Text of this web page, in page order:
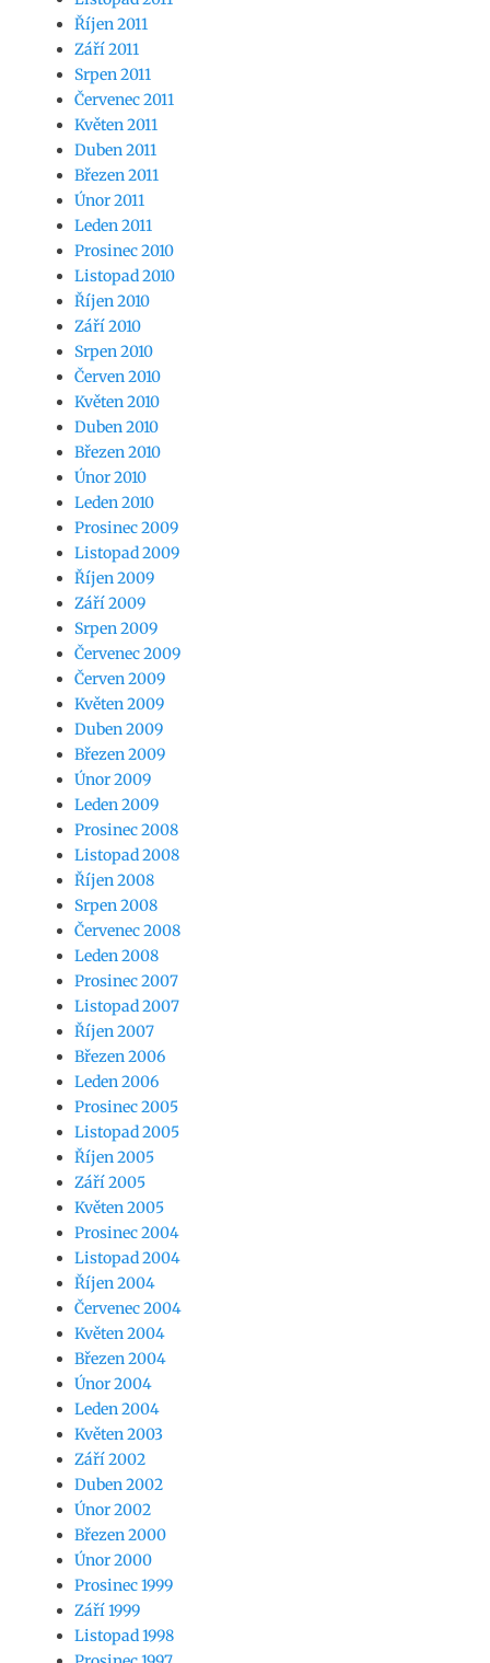
Říjen 2011
Září 2011
Srpen 2011
Červenec 2011
Květen 2011
Duben 2011
Březen 2011
Únor 2011
Leden 2011
Prosinec 2010
Listopad 2010
Říjen 2010
Září 2010
Srpen 2010
Červen 2010
Květen 2010
Duben 2010
Březen 2010
Únor 2010
Leden 2010
Prosinec 2009
Listopad 2009
Říjen 2009
Září 2009
Srpen 2009
Červenec 2009
Červen 2009
Květen 2009
Duben 2009
Březen 2009
Únor 2009
Leden 2009
Prosinec 2008
Listopad 2008
Říjen 2008
Srpen 2008
Červenec 2008
Leden 2008
Prosinec 2007
Listopad 2007
Říjen 2007
Březen 2006
Leden 2006
Prosinec 2005
Listopad 2005
Říjen 2005
Září 2005
Květen 2005
Prosinec 2004
Listopad 2004
Říjen 2004
Červenec 2004
Květen 2004
Březen 2004
Únor 2004
Leden 2004
Květen 2003
Září 2002
Duben 2002
Únor 2002
Březen 2000
Únor 2000
Prosinec 1999
Září 1999
Listopad 1998